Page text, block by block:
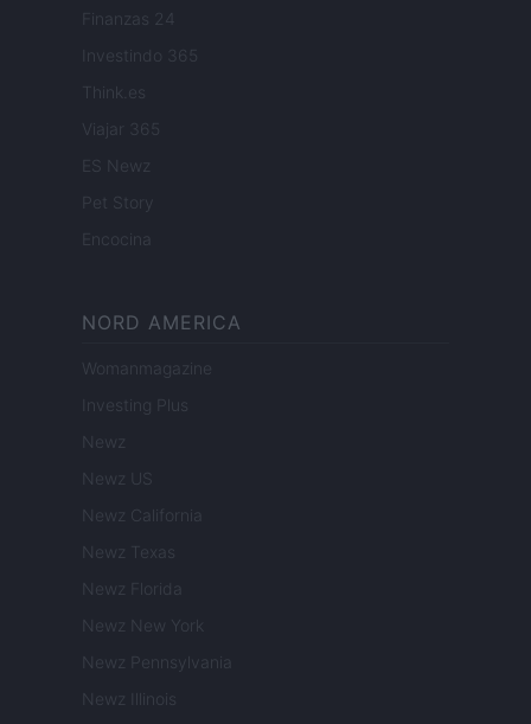
Finanzas 24
Investindo 365
Think.es
Viajar 365
ES Newz
Pet Story
Encocina
NORD AMERICA
Womanmagazine
Investing Plus
Newz
Newz US
Newz California
Newz Texas
Newz Florida
Newz New York
Newz Pennsylvania
Newz Illinois